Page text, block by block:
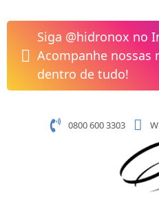
para
conteúdo
Siga @hidronox no
Acompanhe nossas
dentro de tudo!
0800 600 3303
Monocomando
Cozinha
400
White
Debacco
quantidade